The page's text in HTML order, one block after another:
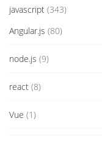
javascript (343)
Angular.js (80)
node.js (9)
react (8)
Vue (1)